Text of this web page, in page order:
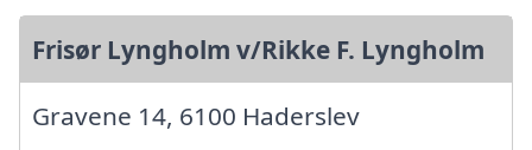
Frisør Lyngholm v/Rikke F. Lyngholm
Gravene 14, 6100 Haderslev